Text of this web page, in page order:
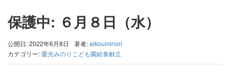
保護中: ６月８日（水）
公開日: 2022年6月8日 著者:aikouminori
カテゴリー:愛光みのりこども園給食献立